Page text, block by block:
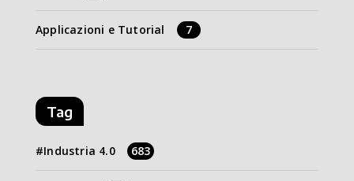
Applicazioni e Tutorial 7
Tag
Industria 4.0 683